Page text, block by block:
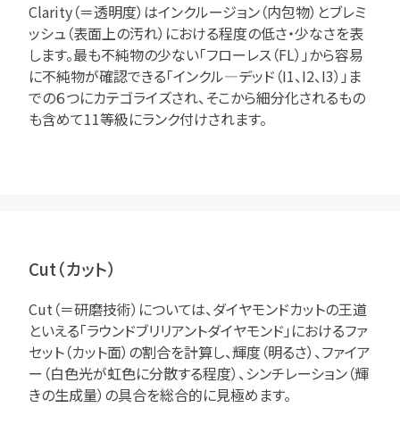
Clarity（＝透明度）はインクルージョン（内包物）とブレミ
ッシュ（表面上の汚れ）における程度の低さ・少なさを表
します。最も不純物の少ない「フローレス（FL）」から容易
に不純物が確認できる「インクル―デッド（I1、I2、I3）」ま
での６つにカテゴライズされ、そこから細分化されるもの
も含めて11等級にランク付けされます。
Cut（カット）
Cut（＝研磨技術）については、ダイヤモンドカットの王道
といえる「ラウンドブリリアントダイヤモンド」におけるファ
セット（カット面）の割合を計算し、輝度（明るさ）、ファイア
ー（白色光が虹色に分散する程度）、シンチレーション（輝
きの生成量）の具合を総合的に見極めます。